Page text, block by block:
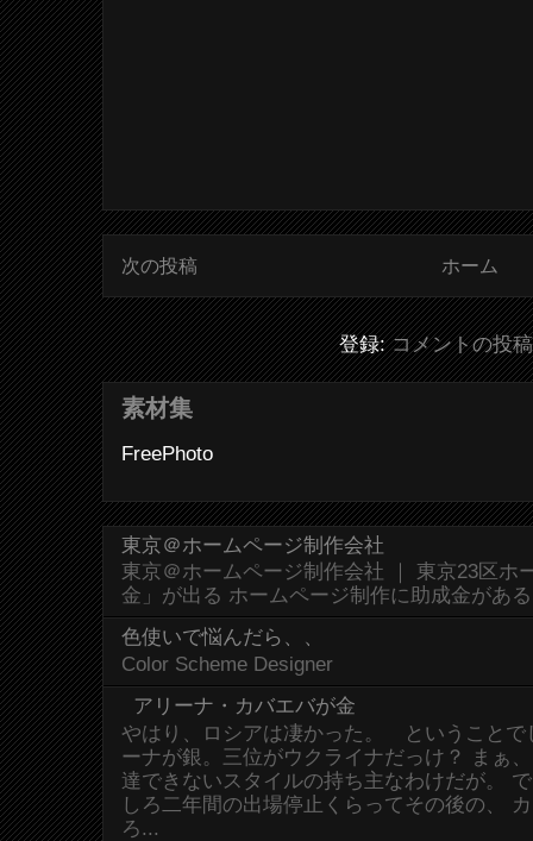
次の投稿 ホーム
登録:コメントの投
素材集
FreePhoto
東京＠ホームページ制作会社
東京＠ホームページ制作会社 ｜ 東京23区ホ
金」が出る ホームページ制作に助成金があ
色使いで悩んだら、、
Color Scheme Designer
アリーナ・カバエバが金
やはり、ロシアは凄かった。 ということで
ーナが銀。三位がウクライナだっけ？ まぁ
達できないスタイルの持ち主なわけだが。
しろ二年間の出場停止くらってその後の、
ろ...